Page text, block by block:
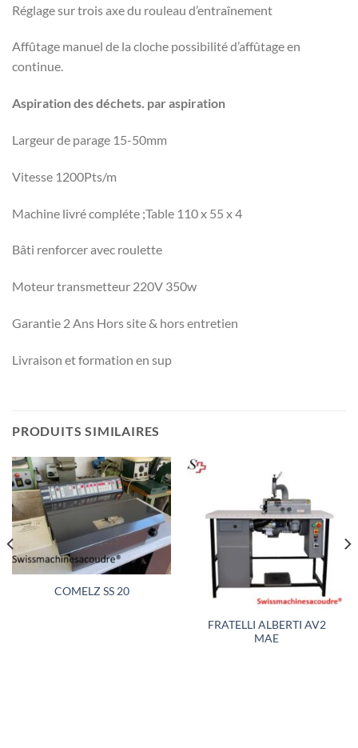
Réglage sur trois axe du rouleau d’entraînement
Affûtage manuel de la cloche possibilité d’affûtage en
continue.
Aspiration des déchets. par aspiration
Largeur de parage 15-50mm
Vitesse 1200Pts/m
Machine livré compléte ;Table 110 x 55 x 4
Bâti renforcer avec roulette
Moteur transmetteur 220V 350w
Garantie 2 Ans Hors site & hors entretien
Livraison et formation en sup
PRODUITS SIMILAIRES
COMELZ SS 20
FRATELLI ALBERTI AV2
MAE